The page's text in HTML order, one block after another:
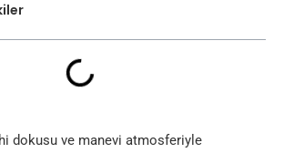
dokusu ve manevi atmosferiyle